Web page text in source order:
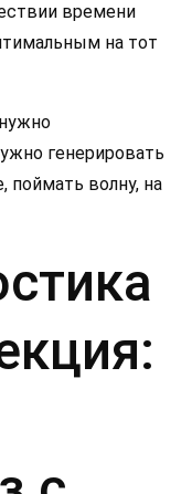
времени
на тот
генерировать
поймать волну, на